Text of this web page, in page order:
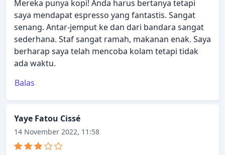
Mereka punya kopi! Anda harus bertanya tetapi
saya mendapat espresso yang fantastis. Sangat
senang. Antar-jemput ke dan dari bandara sangat
sederhana. Staf sangat ramah, makanan enak. Saya
berharap saya telah mencoba kolam tetapi tidak
ada waktu.
Balas
Yaye Fatou Cissé
14 November 2022, 11:58